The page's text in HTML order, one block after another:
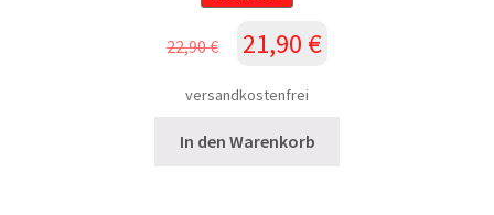
22,90€ Ursprünglicher
war:
21,90 €
versandkostenfrei
In den Warenkorb